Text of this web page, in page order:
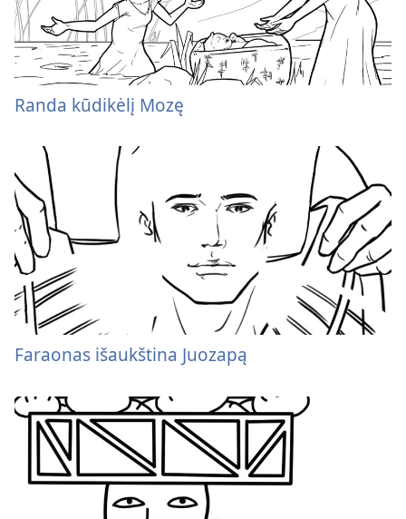
Randa kūdikėlį Mozę
Faraonas išaukština Juozapą